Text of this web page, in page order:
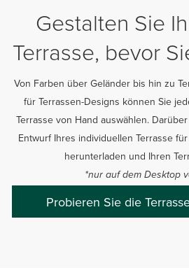
Gestalten Sie
Terrasse, bevor
Von Farben über Geländer bis hin zu
für Terrassen-Designs können Sie
Terrasse von Hand auswählen.
Entwurf Ihres individuellen Terrasse
herunterladen und Ihren
*nur auf dem Desktop
Probieren Sie die